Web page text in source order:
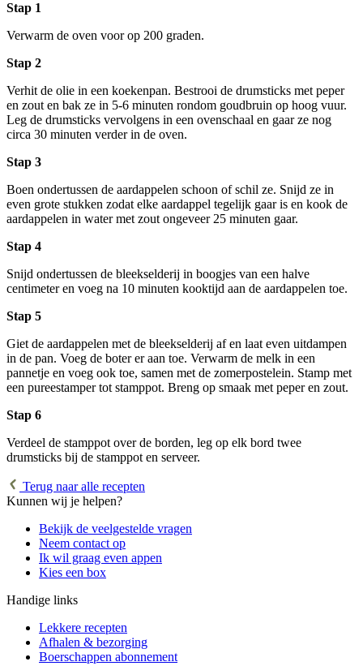
Stap 1
Verwarm de oven voor op 200 graden.
Stap 2
Verhit de olie in een koekenpan. Bestrooi de drumsticks met peper
en zout en bak ze in 5-6 minuten rondom goudbruin op hoog vuur.
Leg de drumsticks vervolgens in een ovenschaal en gaar ze nog
circa 30 minuten verder in de oven.
Stap 3
Boen ondertussen de aardappelen schoon of schil ze. Snijd ze in
even grote stukken zodat elke aardappel tegelijk gaar is en kook de
aardappelen in water met zout ongeveer 25 minuten gaar.
Stap 4
Snijd ondertussen de bleekselderij in boogjes van een halve
centimeter en voeg na 10 minuten kooktijd aan de aardappelen toe.
Stap 5
Giet de aardappelen met de bleekselderij af en laat even uitdampen
in de pan. Voeg de boter er aan toe. Verwarm de melk in een
pannetje en voeg ook toe, samen met de zomerpostelein. Stamp met
een pureestamper tot stamppot. Breng op smaak met peper en zout.
Stap 6
Verdeel de stamppot over de borden, leg op elk bord twee
drumsticks bij de stamppot en serveer.
Terug naar alle recepten
Kunnen wij je helpen?
Bekijk de veelgestelde vragen
Neem contact op
Ik wil graag even appen
Kies een box
Handige links
Lekkere recepten
Afhalen & bezorging
Boerschappen abonnement